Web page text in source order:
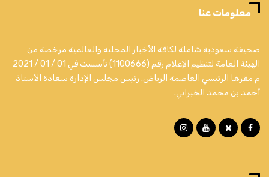
معلومات عنا
صحيفة سعودية شاملة لكافة الأخبار المحلية والعالمية مرخصة من
الهيئة العامة لتنظيم الإعلام رقم (1100666) تأسست في 01 / 01 / 2021
م مقرها الرئيسي العاصمة الرياض. رئيس مجلس الإدارة سعادة الأستاذ
أحمد بن محمد الخبراني.